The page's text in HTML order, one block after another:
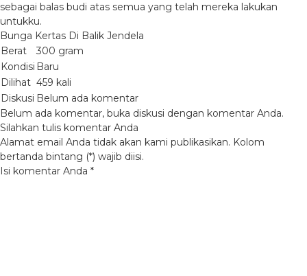
sebagai balas budi atas semua yang telah mereka lakukan
untukku.
Bunga Kertas Di Balik Jendela
Berat
300 gram
Kondisi Baru
Dilihat 459 kali
Diskusi Belum ada komentar
Belum ada komentar, buka diskusi dengan komentar Anda.
Silahkan tulis komentar Anda
Alamat email Anda tidak akan kami publikasikan. Kolom
bertanda bintang (*) wajib diisi.
Isi komentar Anda *